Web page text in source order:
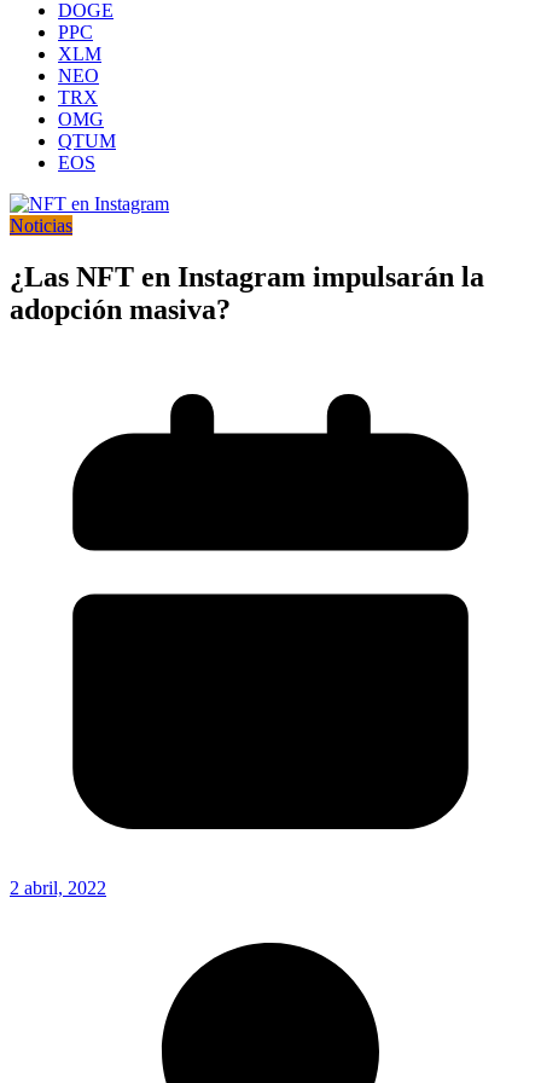
DOGE
PPC
XLM
NEO
TRX
OMG
QTUM
EOS
Noticias
¿Las NFT en Instagram impulsarán la
adopción masiva?
2 abril, 2022